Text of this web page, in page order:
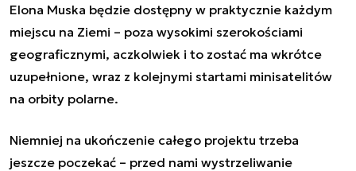
Elona Muska będzie dostępny w praktycznie każdym
miejscu na Ziemi – poza wysokimi szerokościami
geograficznymi, aczkolwiek i to zostać ma wkrótce
uzupełnione, wraz z kolejnymi startami minisatelitów
na orbity polarne.
Niemniej na ukończenie całego projektu trzeba
jeszcze poczekać – przed nami wystrzeliwanie